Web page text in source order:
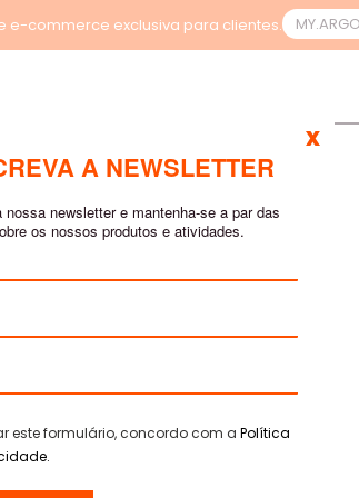
e-commerce exclusiva para clientes.
PESQUISA
A NEWSLETTER
nossa newsletter e mantenha-se a par das
os nossos produtos e atividades.
este formulário, concordo com a Política
.
x